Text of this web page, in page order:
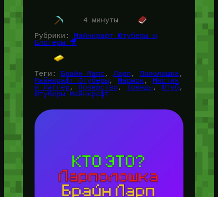
4 минуты
Рубрики:
Майнкрафт Ютуберы и
Блогеры 🎥
Теги: Брайн Мапс, Ларп, Лололошка
Майнкрафт Ютуберы, Мармок,
Мистик
и Лаггер, Позерство, Тренды, Ютуб
Ютуберы Майнкрафт